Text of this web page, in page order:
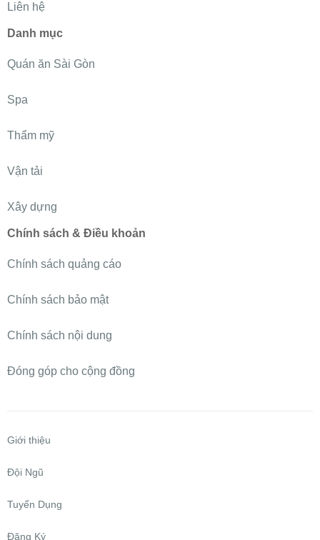
Liên hệ
Danh mục
Quán ăn Sài Gòn
Spa
Thẩm mỹ
Vận tải
Xây dựng
Chính sách & Điều khoản
Chính sách quảng cáo
Chính sách bảo mật
Chính sách nội dung
Đóng góp cho cộng đồng
Giới thiệu
Đội Ngũ
Tuyển Dụng
Đăng Ký